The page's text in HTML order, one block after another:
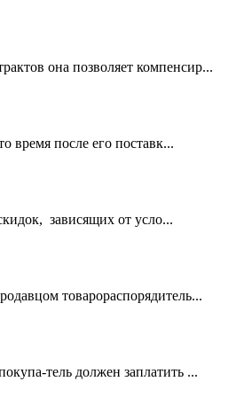
она позволяет компенсир...
время после его поставк...
зависящих от усло...
товарораспорядитель...
тель должен заплатить ...